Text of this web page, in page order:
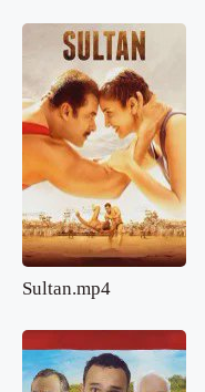
Sultan.mp4